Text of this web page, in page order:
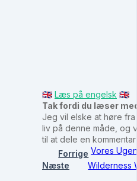
🇬🇧 Læs på engelsk 🇬🇧
Tak fordi du læser
Jeg vil elske at høre
liv på denne måde, og
til at dele en
Forrige Vores
Næste
Wilderness